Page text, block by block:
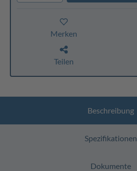
Merken
Teilen
Beschreibung
Spezifikationen
Dokumente